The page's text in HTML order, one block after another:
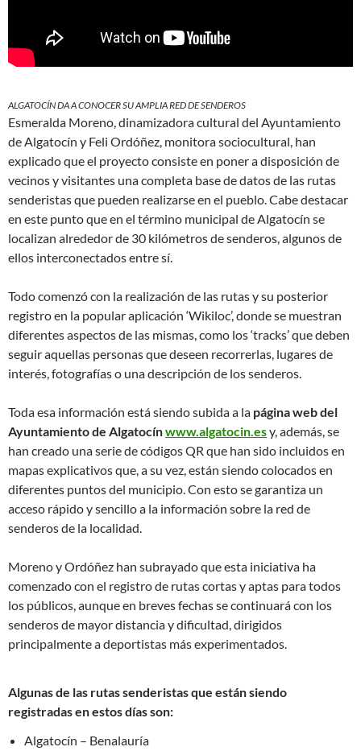
ALGATOCÍN DA A CONOCER SU AMPLIA RED DE SENDEROS
Esmeralda Moreno, dinamizadora cultural del Ayuntamiento
de Algatocín y Feli Ordóñez, monitora sociocultural, han
explicado que el proyecto consiste en poner a disposición de
vecinos y visitantes una completa base de datos de las rutas
senderistas que pueden realizarse en el pueblo. Cabe destacar
en este punto que en el término municipal de Algatocín se
localizan alrededor de 30 kilómetros de senderos, algunos de
ellos interconectados entre sí.
Todo comenzó con la realización de las rutas y su posterior
registro en la popular aplicación ‘Wikiloc’, donde se muestran
diferentes aspectos de las mismas, como los ‘tracks’ que deben
seguir aquellas personas que deseen recorrerlas, lugares de
interés, fotografías o una descripción de los senderos.
Toda esa información está siendo subida a la página web del
Ayuntamiento de Algatocínwww.algatocin.esy, además, se
han creado una serie de códigos QR que han sido incluidos en
mapas explicativos que, a su vez, están siendo colocados en
diferentes puntos del municipio. Con esto se garantiza un
acceso rápido y sencillo a la información sobre la red de
senderos de la localidad.
Moreno y Ordóñez han subrayado que esta iniciativa ha
comenzado con el registro de rutas cortas y aptas para todos
los públicos, aunque en breves fechas se continuará con los
senderos de mayor distancia y dificultad, dirigidos
principalmente a deportistas más experimentados.
Algunas de las rutas senderistas que están siendo
registradas en estos días son:
Algatocín – Benalauría